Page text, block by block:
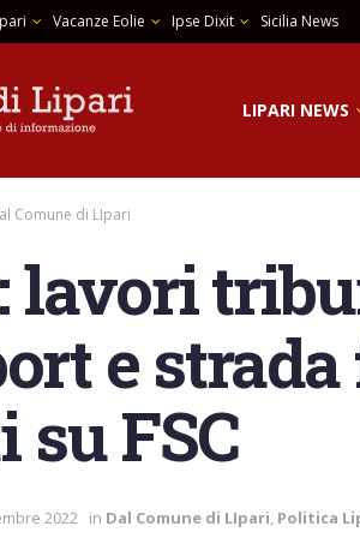
Vacanze Eolie Ipse Dixit Sicilia News
LIPARI NEWS
Comune di LIpari
lavori
e
FSC
2022 in Dal Comune di LIpari, Politica